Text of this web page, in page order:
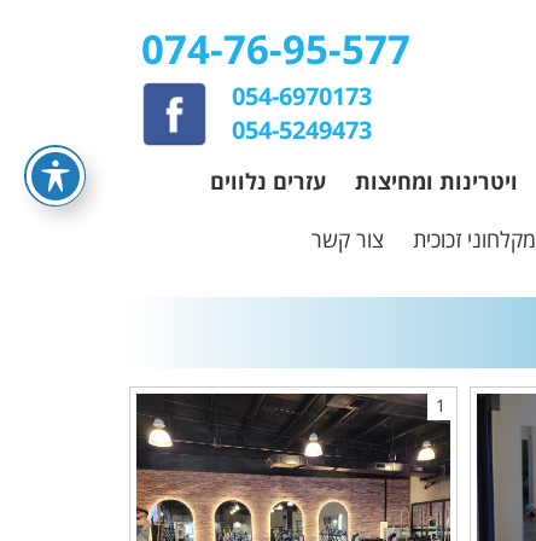
074-76-95-577
054-6970173
054-5249473
ויטרינות ומחיצות עזרים נלווים
מקלחוני זכוכית צור קשר
1